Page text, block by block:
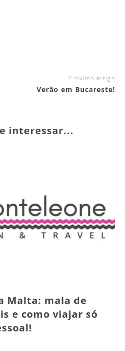
Próximo artigo
Verão em Bucareste!
interessar...
Malta: mala de
e como viajar só